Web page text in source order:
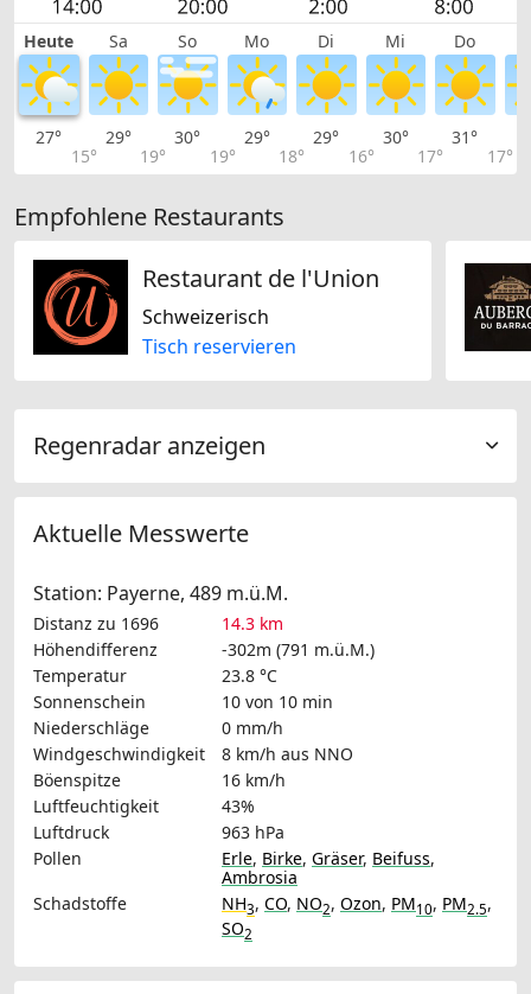
Heute Sa So Mo Di Mi Do
27°
15°
29°
19°
30°
19°
29°
18°
29°
16°
30°
17°
31°
17°
Empfohlene Restaurants
Restaurant de l'Union
Schweizerisch
Tisch reservieren
Regenradar anzeigen
Aktuelle Messwerte
Station: Payerne, 489 m.ü.M.
Distanz zu 1696
14.3 km
Höhendifferenz
-302m (791 m.ü.M.)
Temperatur
23.8 °C
Sonnenschein
10 von 10 min
Niederschläge
0 mm/h
Windgeschwindigkeit
8 km/h aus NNO
Böenspitze
16 km/h
Luftfeuchtigkeit
43%
Luftdruck
963 hPa
Pollen
Erle, Birke, Gräser, Beifuss,
Ambrosia
Schadstoffe
NH3, CO, NO2, Ozon, PM10, PM2.5,
SO2